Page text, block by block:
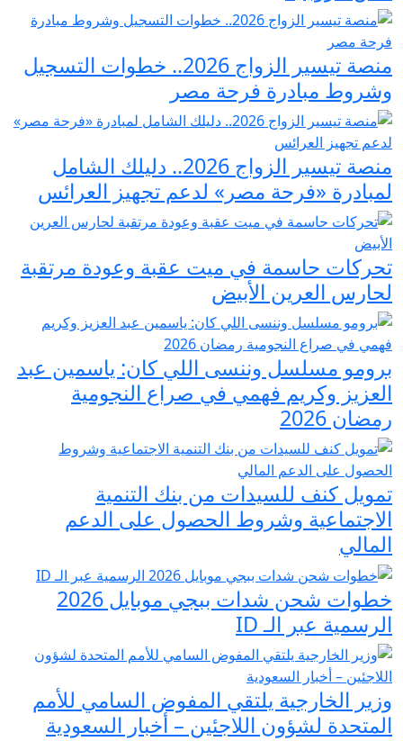
منصة تيسير الزواج 2026.. خطوات التسجيل
وشروط مبادرة فرحة مصر
منصة تيسير الزواج 2026.. دليلك الشامل
لمبادرة «فرحة مصر» لدعم تجهيز العرائس
تحركات حاسمة في ميت عقبة وعودة مرتقبة
لحارس العرين الأبيض
برومو مسلسل وننسى اللي كان: ياسمين عبد
العزيز وكريم فهمي في صراع النجومية
رمضان 2026
تمويل كنف للسيدات من بنك التنمية
الاجتماعية وشروط الحصول على الدعم
المالي
خطوات شحن شدات ببجي موبايل 2026
الرسمية عبر الـ ID
وزير الخارجية يلتقي المفوض السامي للأمم
المتحدة لشؤون اللاجئين – أخبار السعودية